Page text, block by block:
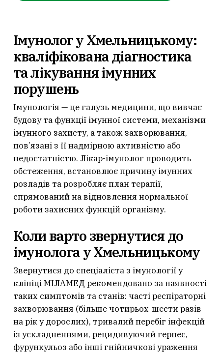
Імунолог у Хмельницькому:
кваліфікована діагностика
та лікування імунних
порушень
Імунологія — це галузь медицини, що вивчає
будову та функції імунної системи, механізми
імунного захисту, а також захворювання,
пов’язані з її надмірною активністю або
недостатністю. Лікар-імунолог проводить
обстеження, встановлює причину імунних
розладів та розробляє план терапії,
спрямований на відновлення нормальної
роботи захисних функцій організму.
Коли варто звернутися до
імунолога у Хмельницькому
Звернутися до спеціаліста з імунології у
клініці МІЛАМЕД рекомендовано за наявності
таких симптомів та станів: часті респіраторні
захворювання (більше чотирьох-шести разів
на рік у дорослих), тривалий перебіг інфекцій
із ускладненнями, рецидивуючий герпес,
фурункульоз або інші гнійничкові ураження